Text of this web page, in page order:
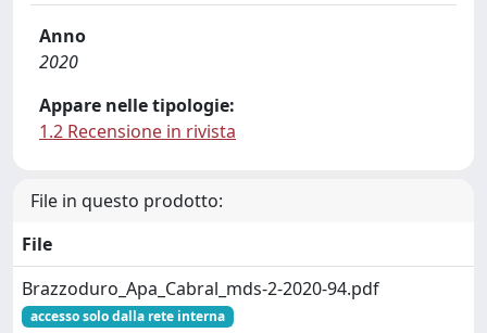
Anno
2020
Appare nelle tipologie:
1.2 Recensione in rivista
File in questo prodotto:
File
Brazzoduro_Apa_Cabral_mds-2-2020-94.pdf
accesso solo dalla rete interna